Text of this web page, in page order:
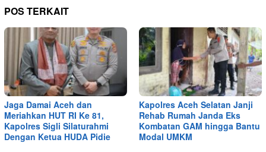
POS TERKAIT
Jaga Damai Aceh dan
Meriahkan HUT RI Ke 81,
Kapolres Sigli Silaturahmi
Dengan Ketua HUDA Pidie
Kapolres Aceh Selatan Janji
Rehab Rumah Janda Eks
Kombatan GAM hingga Bantu
Modal UMKM